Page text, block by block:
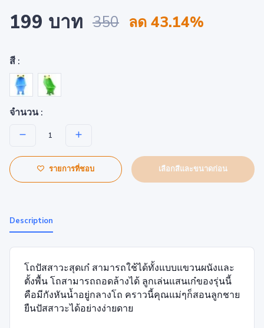
199 บาท 350 ลด 43.14%
สี :
จำนวน :
รายการที่ชอบ เลือกสีและขนาดก่อน
Description
โถปัสสาวะสุดเก๋ สามารถใช้ได้ทั้งแบบแขวนผนังและ
ตั้งพื้น โถสามารถถอดล้างได้ ลูกเล่นแสนเก๋ของรุ่นนี้
คือมีกังหันน้ำอยู่กลางโถ คราวนี้คุณแม่ๆก็สอนลูกชาย
ยืนปัสสาวะได้อย่างง่ายดาย